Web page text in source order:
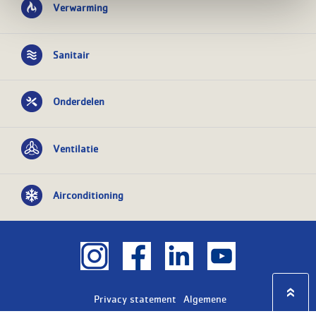
Verwarming
Sanitair
Onderdelen
Ventilatie
Airconditioning
Privacy statement
Algemene